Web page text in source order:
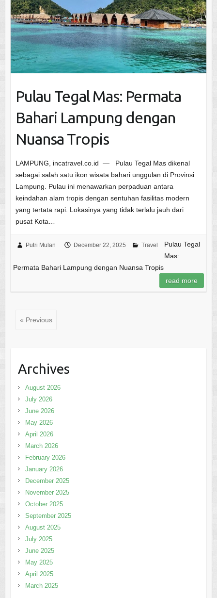
Pulau Tegal Mas: Permata
Bahari Lampung dengan
Nuansa Tropis
LAMPUNG, incatravel.co.id — Pulau Tegal Mas dikenal
sebagai salah satu ikon wisata bahari unggulan di Provinsi
Lampung. Pulau ini menawarkan perpaduan antara
keindahan alam tropis dengan sentuhan fasilitas modern
yang tertata rapi. Lokasinya yang tidak terlalu jauh dari
pusat Kota…
Putri Mulan December 22, 2025 Travel
Pulau Tegal
Mas:
Permata Bahari Lampung dengan Nuansa Tropis
read more
« Previous
Archives
August 2026
July 2026
June 2026
May 2026
April 2026
March 2026
February 2026
January 2026
December 2025
November 2025
October 2025
September 2025
August 2025
July 2025
June 2025
May 2025
April 2025
March 2025